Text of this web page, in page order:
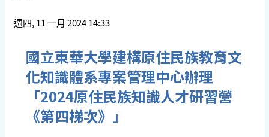
週四, 11 一月 2024 14:33
國立東華大學建構原住民族教育文
化知識體系專案管理中心辦理
「2024原住民族知識人才研習營
《第四梯次》」